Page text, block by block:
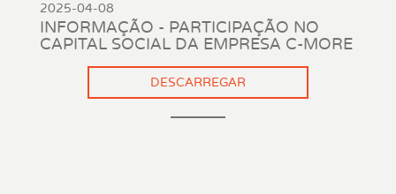
2025-04-08
INFORMAÇÃO - PARTICIPAÇÃO NO
CAPITAL SOCIAL DA EMPRESA C-MORE
DESCARREGAR